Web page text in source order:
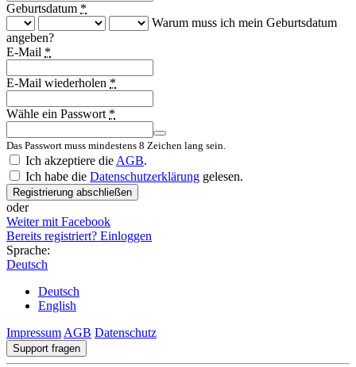
Geburtsdatum *
Warum muss ich mein Geburtsdatum
angeben?
E-Mail *
E-Mail wiederholen *
Wähle ein Passwort *
Das Passwort muss mindestens 8 Zeichen lang sein.
Country
Ich akzeptiere die AGB.
Ich habe die Datenschutzerklärung gelesen.
Registrierung abschließen
oder
Weiter mit Facebook
Bereits registriert? Einloggen
Sprache:
Deutsch
Deutsch
English
Impressum AGB Datenschutz
Support fragen